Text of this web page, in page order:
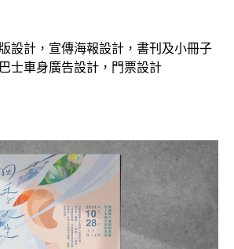
設計，宣傳海報設計，書刊及小冊子
士車身廣告設計，門票設計